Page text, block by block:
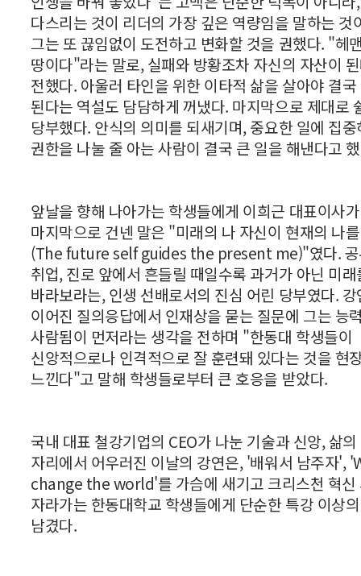
다스리는 것이 리더의 가장 깊은 역량임을 말하는 것
그는 또 끊임없이 도전하고 변화할 것을 권했다. "헤
땅이다"라는 말로, 실패와 방황조차 자신의 자산이
전했다. 아울러 타인을 위한 이타적 삶을 살아야 결
된다는 역설도 담담하게 꺼냈다. 마지막으로 제대로
당부했다. 안식의 의미를 되새기며, 중요한 일에 집중
권한을 나눌 줄 아는 사람이 결국 큰 일을 해낸다고
앞날을 향해 나아가는 학생들에게 이희근 대표이사가
마지막으로 건넨 말은 "미래의 나 자신이 현재의 나
(The future self guides the present me)"였다. 공
취업, 진로 앞에서 흔들릴 때일수록 과거가 아닌 미래
바라보라는, 인생 선배로서의 진심 어린 당부였다. 강
이어진 질의응답에서 인재상을 묻는 질문에 그는 능
사람됨이 먼저라는 생각을 전하며 "한동대 학생들이
신앙적으로나 인격적으로 잘 훈련돼 있다는 것을 현
느낀다"고 말해 학생들로부터 큰 호응을 받았다.
국내 대표 철강기업의 CEO가 나눈 기술과 신앙, 삶
자리에서 어우러진 이날의 강연은, '배워서 남주자',
change the world'를 가슴에 새기고 크리스천 혁신
자라가는 한동대학교 학생들에게 단순한 특강 이상
남겼다.